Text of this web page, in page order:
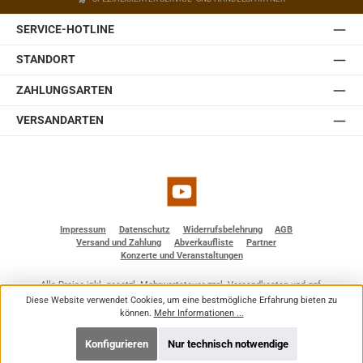
Somit lässt sich die JBL Control 1 Pro auch ohne optionale
Zubehörteile einfach und schnell installieren. Sie ist
SERVICE-HOTLINE
STANDORT
ZAHLUNGSARTEN
VERSANDARTEN
YouTube
Impressum Datenschutz Widerrufsbelehrung
AGB
Versand und Zahlung
Abverkaufliste
Partner
Konzerte und Veranstaltungen
Alle Preise inkl. gesetzl. Mehrwertsteuer zzgl.Versandkostenund ggf.
Nachnahmegebühren, wenn nicht anders angegeben.
© 2026 BF - Dienstleistungen - Alle Rechte vorbehalten. Theme by
Diese Website verwendet Cookies, um eine bestmögliche Erfahrung bieten zu
können. Mehr Informationen ...
Nur technisch notwendige
Konfigurieren